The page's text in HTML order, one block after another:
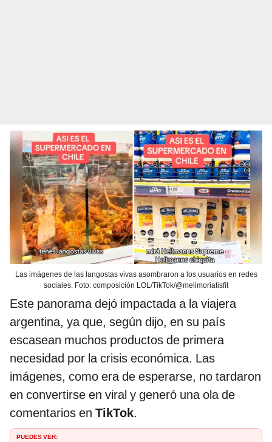
Las imágenes de las langostas vivas asombraron a los usuarios en redes
sociales. Foto: composición LOL/TikTok/@melimoriatisfit
Este panorama dejó impactada a la viajera
argentina, ya que, según dijo, en su país
escasean muchos productos de primera
necesidad por la crisis económica. Las
imágenes, como era de esperarse, no tardaron
en convertirse en viral y generó una ola de
comentarios en TikTok.
PUEDES VER: